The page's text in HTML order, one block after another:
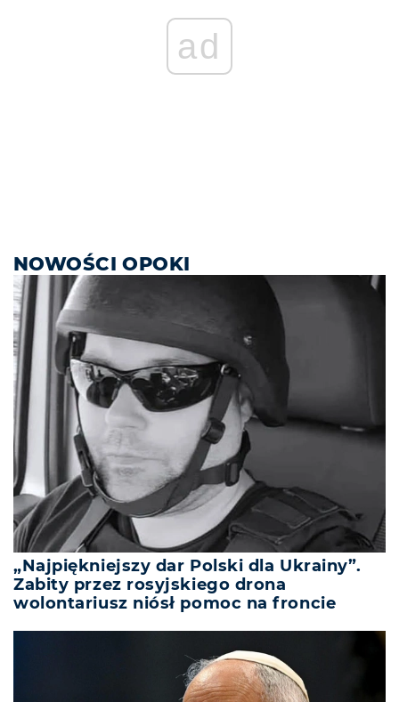
ad
NOWOŚCI OPOKI
„Najpiękniejszy dar Polski dla Ukrainy”.
Zabity przez rosyjskiego drona
wolontariusz niósł pomoc na froncie